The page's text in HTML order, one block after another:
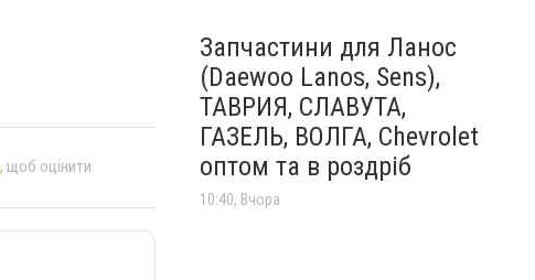
, щоб оцінити
Запчастини для Ланос
(Daewoo Lanos, Sens),
ТАВРИЯ, СЛАВУТА,
ГАЗЕЛЬ, ВОЛГА, Chevrolet
оптом та в роздріб
10:40, Вчора